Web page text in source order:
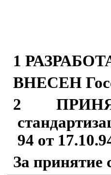
1
ВНЕСЕН
2
94 от
За принятие